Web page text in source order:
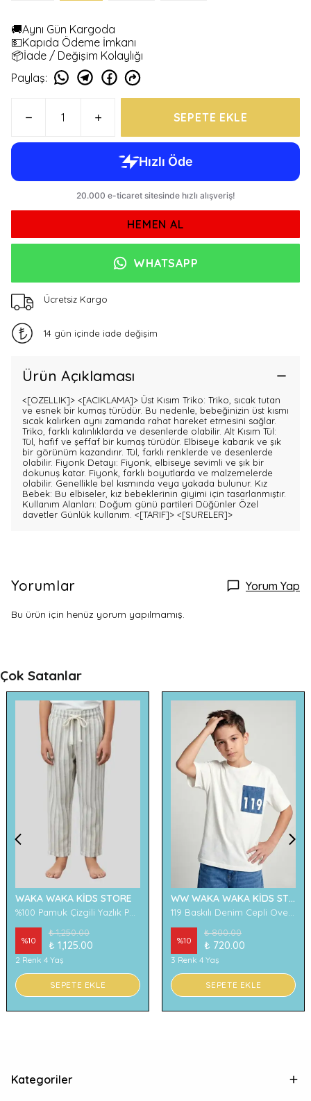
🚚Aynı Gün Kargoda
💵Kapıda Ödeme İmkanı
📦İade / Değişim Kolaylığı
Paylaş:
SEPETE EKLE
HEMEN AL
WHATSAPP
Ücretsiz Kargo
14 gün içinde iade değişim
Ürün Açıklaması
<[OZELLIK]> <[ACIKLAMA]> Üst Kısım Triko: Triko, sıcak tutan
ve esnek bir kumaş türüdür. Bu nedenle, bebeğinizin üst kısmı
sıcak kalırken aynı zamanda rahat hareket etmesini sağlar.
Triko, farklı kalınlıklarda ve desenlerde olabilir. Alt Kısım Tül:
Tül, hafif ve şeffaf bir kumaş türüdür. Elbiseye kabarık ve şık
bir görünüm kazandırır. Tül, farklı renklerde ve desenlerde
olabilir. Fiyonk Detayı: Fiyonk, elbiseye sevimli ve şık bir
dokunuş katar. Fiyonk, farklı boyutlarda ve malzemelerde
olabilir. Genellikle bel kısmında veya yakada bulunur. Kız
Bebek: Bu elbiseler, kız bebeklerinin giyimi için tasarlanmıştır.
Kullanım Alanları: Doğum günü partileri Düğünler Özel
davetler Günlük kullanım. <[TARIF]> <[SURELER]>
Yorumlar Yorum Yap
Bu ürün için henüz yorum yapılmamış.
Çok Satanlar
WAKA WAKA KİDS STORE
%10
₺ 1,250.00
₺ 1,125.00
2 Renk 4 Yaş
SEPETE EKLE
WW WAKA WAKA KİDS STORE
%10
₺ 800.00
₺ 720.00
3 Renk 4 Yaş
SEPETE EKLE
Kategoriler